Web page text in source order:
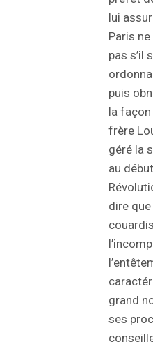
lui
Paris
pas s’il
puis
la
frère
géré la
au
dire
grand
ses